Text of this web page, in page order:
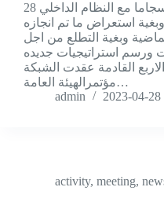
28 نيسان 2023 / اربيل انسجاما مع النظام الداخلي
استعراض ما تم انجازه
وبغية التطلع من اجل
استراتيجيات جديده
القادمة عقدت الشبكة
مؤتمرالهيئة العامة…
admin
2023-04-28
activity, meeting,